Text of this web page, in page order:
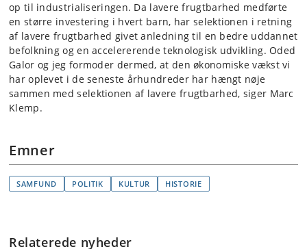
op til industrialiseringen. Da lavere frugtbarhed medførte
en større investering i hvert barn, har selektionen i retning
af lavere frugtbarhed givet anledning til en bedre uddannet
befolkning og en accelererende teknologisk udvikling. Oded
Galor og jeg formoder dermed, at den økonomiske vækst vi
har oplevet i de seneste århundreder har hængt nøje
sammen med selektionen af lavere frugtbarhed, siger Marc
Klemp.
Emner
SAMFUND POLITIK KULTUR HISTORIE
Relaterede nyheder